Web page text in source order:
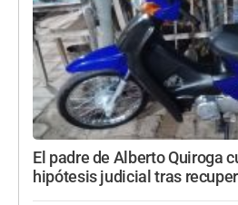
El padre de Alberto Quiroga
hipótesis judicial tras